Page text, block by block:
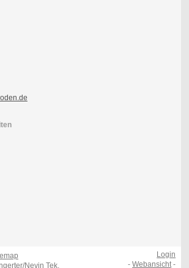
Nevin Tek,
Login
-Webansicht -